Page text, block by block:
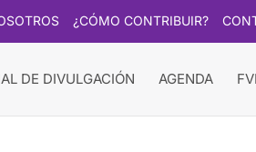
¿CÓMO CONTRIBUIR?
DE DIVULGACIÓN AGENDA